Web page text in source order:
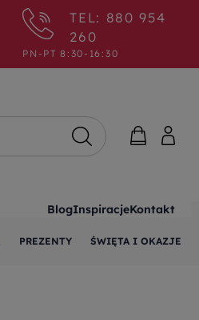
TEL: 880 954
260
PN-PT 8:30-16:30
BlogInspiracjeKontakt
PREZENTY ŚWIĘTA I OKAZJE